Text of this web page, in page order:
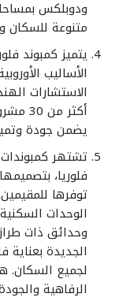
ودوبلكس
متنوعة
يتميز كمبوند
الأساليب
الاستشارات
أكثر
يضمن جودة
تشتهر كمبوندات
فلوريا،
توفرها
الوحدات
وحدائق ذات
الجديدة
لجميع السكان.
الرفاهية